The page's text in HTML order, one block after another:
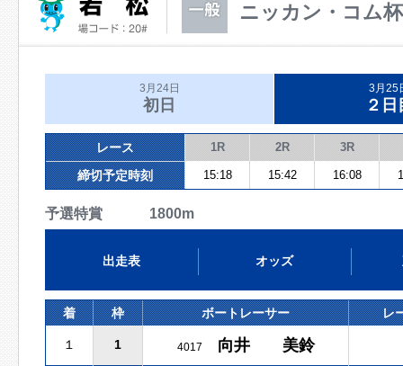
ニッカン・コム杯
3月24日
初日
3月25
２日
レース 1R 2R 3R
締切予定時刻 15:18 15:42 16:08
予選特賞 1800m
出走表 オッズ
着 枠 ボートレーサー レ
１ 1 4017 向井 美鈴